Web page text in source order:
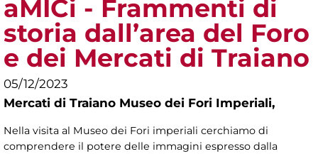
aMICi - Frammenti di
storia dall’area del Foro
e dei Mercati di Traiano
05/12/2023
Mercati di Traiano Museo dei Fori Imperiali,
Nella visita al Museo dei Fori imperiali cerchiamo di
comprendere il potere delle immagini espresso dalla